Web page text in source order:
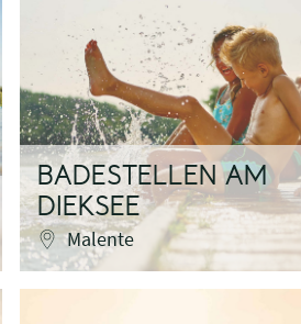
BADESTELLEN AM
DIEKSEE
Malente